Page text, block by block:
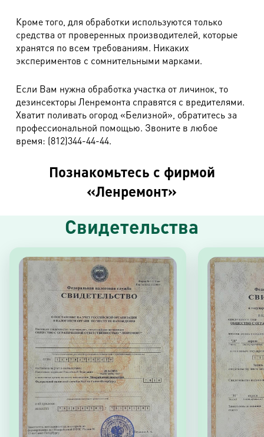
Кроме того, для обработки используются только
средства от проверенных производителей, которые
хранятся по всем требованиям. Никаких
экспериментов с сомнительными марками.
Если Вам нужна обработка участка от личинок, то
дезинсекторы Ленремонта справятся с вредителями.
Хватит поливать огород «Белизной», обратитесь за
профессиональной помощью. Звоните в любое
время: (812)344-44-44.
Познакомьтесь с фирмой
«Ленремонт»
Свидетельства